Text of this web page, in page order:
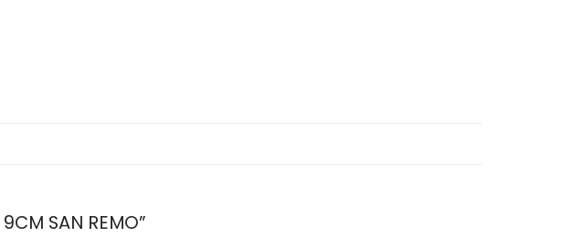
SAN REMO”